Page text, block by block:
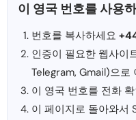
이 영국 번호를 사용
번호를 복사하세요
인증이 필요한 웹사이
Telegram, Gmail)으로
이 영국 번호를 전화
이 페이지로 돌아와서